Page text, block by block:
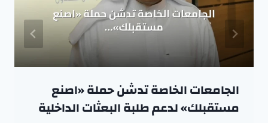
الجامعات الخاصة تدشن حملة «اصنع
مستقبلك» لدعم طلبة البعثات الداخلية